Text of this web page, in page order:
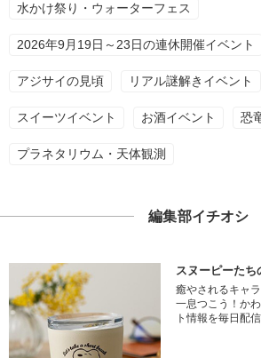
水かけ祭り・ウォーターフェス
2026年9月19日～23日の連休開催イベント
アジサイの見頃 リアル謎解きイベント
スイーツイベント お酒イベント 恐
プラネタリウム・天体観測
編集部イチオシ
スヌーピーたち
癒やされるキャ
一息つこう！か
ト情報を毎日配信